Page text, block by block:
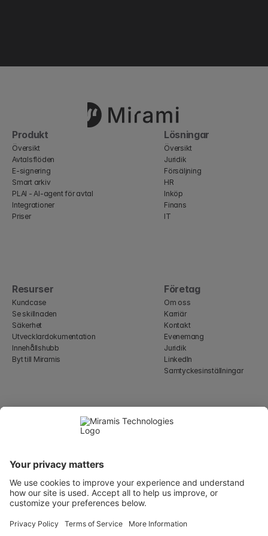
Produkt
Översikt
Avtalsflöden
E-signering
Smart arkiv
PLAI - AI-agent för avtal
Integrationer
Priser
Lösningar
Översikt
Juridik
Försäljning
HR
Inköp
Finans
IT
Resurser
Kundcase
Se skillnaden
Säkerhet
Utvecklardokumentation
Innehållshubb
Byt till Miramis
Företag
Om oss
Karriär
Kontakt
Evenemang
Juridik
LinkedIn
Samtyckesinställningar
WeWork, 17 St Helen's Pl
London, England EC3A 6DG
Stockholm